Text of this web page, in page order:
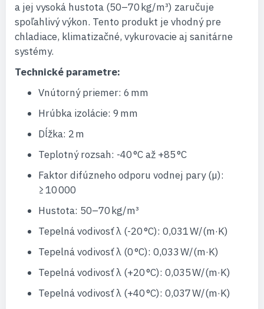
a jej vysoká hustota (50–70 kg/m³) zaručuje
spoľahlivý výkon. Tento produkt je vhodný pre
chladiace, klimatizačné, vykurovacie aj sanitárne
systémy.
Technické parametre:
Vnútorný priemer: 6 mm
Hrúbka izolácie: 9 mm
Dĺžka: 2 m
Teplotný rozsah: -40 °C až +85 °C
Faktor difúzneho odporu vodnej pary (µ):
≥ 10 000
Hustota: 50–70 kg/m³
Tepelná vodivosť λ (-20 °C): 0,031 W/(m·K)
Tepelná vodivosť λ (0 °C): 0,033 W/(m·K)
Tepelná vodivosť λ (+20 °C): 0,035 W/(m·K)
Tepelná vodivosť λ (+40 °C): 0,037 W/(m·K)